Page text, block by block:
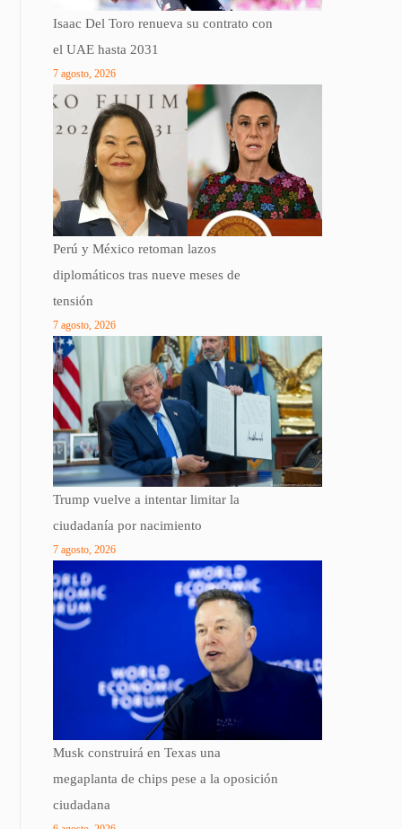
Isaac Del Toro renueva su contrato con
el UAE hasta 2031
7 agosto, 2026
Perú y México retoman lazos
diplomáticos tras nueve meses de
tensión
7 agosto, 2026
Trump vuelve a intentar limitar la
ciudadanía por nacimiento
7 agosto, 2026
Musk construirá en Texas una
megaplanta de chips pese a la oposición
ciudadana